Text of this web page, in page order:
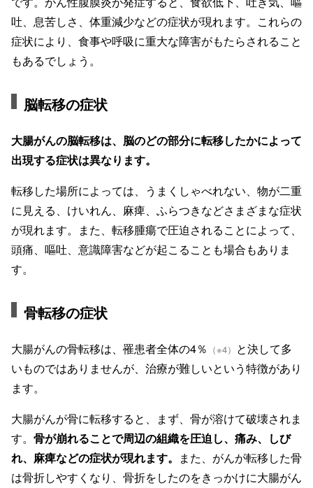
吐、息苦しさ、体重減少などの症状が現れます。これらの
症状により、食事や呼吸に重大な障害がもたらされること
もあるでしょう。
脳転移の症状
大腸がんの脳転移は、脳のどの部分に転移したかによって
出現する症状は異なります。
転移した場所によっては、うまくしゃべれない、物が二重
に見える、けいれん、麻痺、ふらつきなどさまざまな症状
が現れます。また、転移腫瘍で圧迫されることによって、
頭痛、嘔吐、意識障害などが起こることも場合もありま
す。
骨転移の症状
大腸がんの骨転移は、罹患者全体の4％ （※4） と決して多
いものではありませんが、治療が難しいという特徴があり
ます。
大腸がんが骨に転移すると、まず、骨が溶けて破壊されま
す。 骨が崩れることで周辺の組織を圧迫し、痛み、しび
れ、麻痺などの症状が現れます。 また、がんが転移した骨
は骨折しやすくなり、骨折をしたのをきっかけに大腸がん